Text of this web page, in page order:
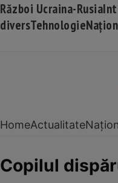
Război Ucraina-Rusia
diversTehnologie
HomeActualitate
Copilul